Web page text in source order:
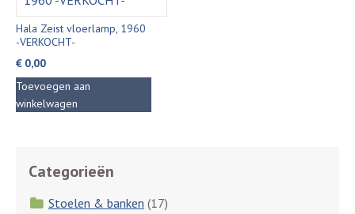
Hala Zeist vloerlamp, 1960
-VERKOCHT-
€ 0,00
Toevoegen aan
winkelwagen
Categorieën
Stoelen & banken (17)